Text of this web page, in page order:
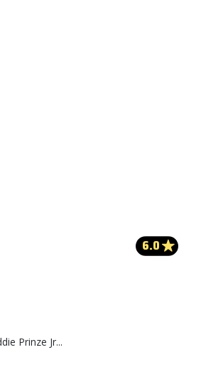
6.0
Prinze Jr...